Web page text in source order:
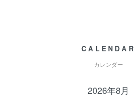
CALENDAR
カレンダー
2026年8月